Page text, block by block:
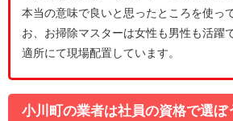
本当の意味で良いと思ったところを使っ
お、お掃除マスターは女性も男性も活躍
適所にて現場配置しています。
小川町の業者は社員の資格で選ぼ